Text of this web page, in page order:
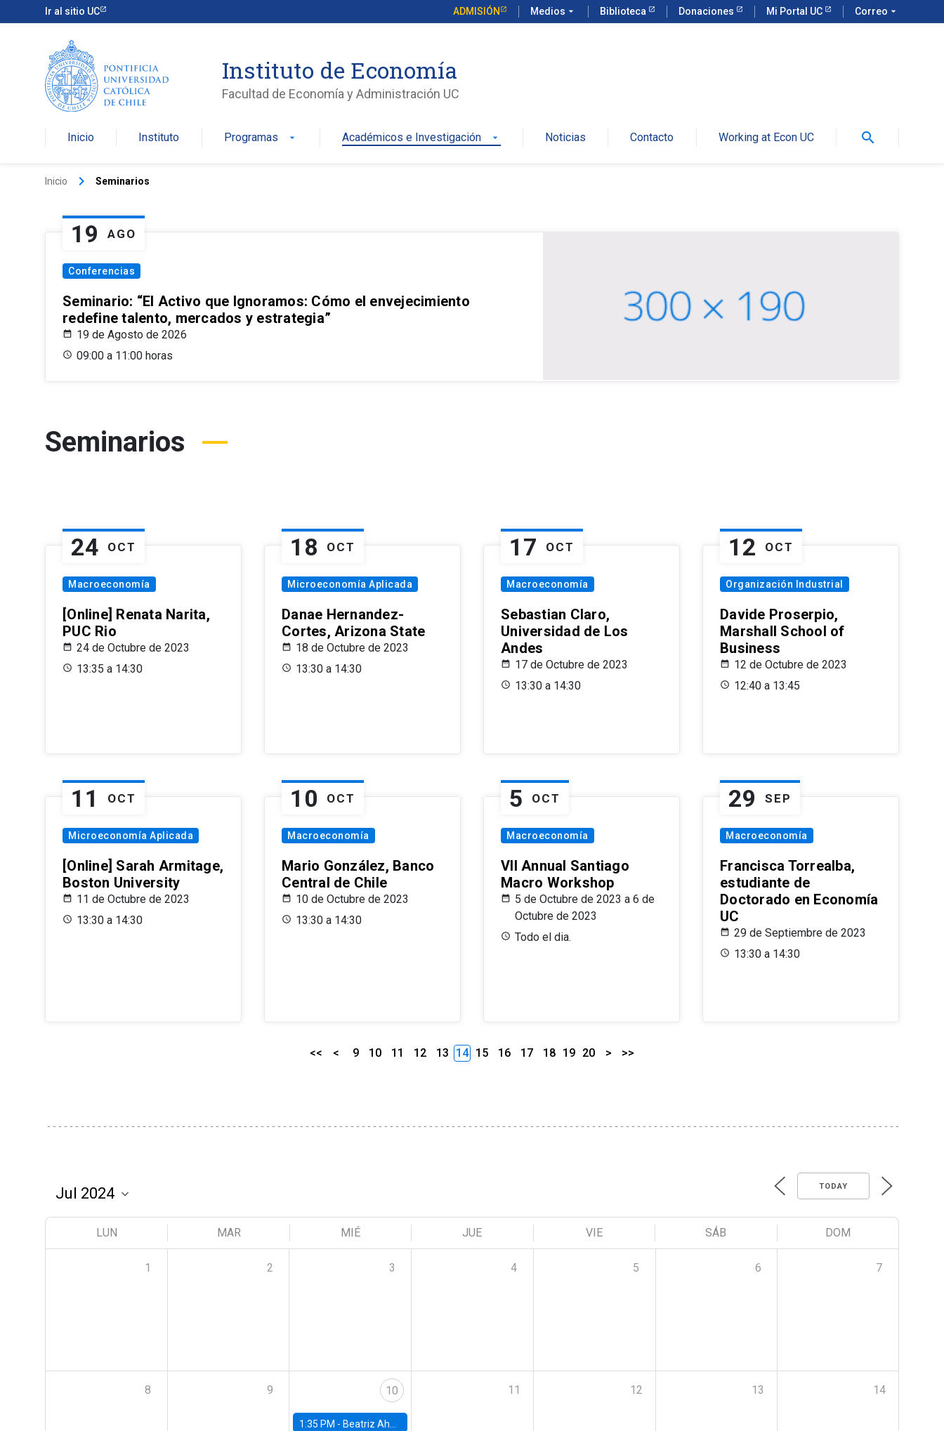
Ir al sitio UC ADMISIÓN Medios arrow_drop_down Biblioteca Donaciones Mi Portal UC Correo arrow_drop_down
Instituto de Economía
Facultad de Economía y Administración UC
Inicio Instituto Programas arrow_drop_down Académicos e Investigación arrow_drop_down Noticias Contacto Working at Econ UC search
Inicio keyboard_arrow_right Seminarios
19 AGO
Conferencias
Seminario: “El Activo que Ignoramos: Cómo el envejecimiento
redefine talento, mercados y estrategia”
19 de Agosto de 2026
09:00 a 11:00 horas
Seminarios
24 OCT
Macroeconomía
[Online] Renata Narita,
PUC Rio
24 de Octubre de 2023
13:35 a 14:30
18 OCT
Microeconomía Aplicada
Danae Hernandez-
Cortes, Arizona State
18 de Octubre de 2023
13:30 a 14:30
17 OCT
Macroeconomía
Sebastian Claro,
Universidad de Los
Andes
17 de Octubre de 2023
13:30 a 14:30
12 OCT
Organización Industrial
Davide Proserpio,
Marshall School of
Business
12 de Octubre de 2023
12:40 a 13:45
11 OCT
Microeconomía Aplicada
[Online] Sarah Armitage,
Boston University
11 de Octubre de 2023
13:30 a 14:30
10 OCT
Macroeconomía
Mario González, Banco
Central de Chile
10 de Octubre de 2023
13:30 a 14:30
5 OCT
Macroeconomía
VII Annual Santiago
Macro Workshop
5 de Octubre de 2023 a 6 de
Octubre de 2023
Todo el dia.
29 SEP
Macroeconomía
Francisca Torrealba,
estudiante de
Doctorado en Economía
UC
29 de Septiembre de 2023
13:30 a 14:30
<< < 9 10 11 12 13 14 15 16 17 18 19 20 > >>
TODAY
LUN MAR MIÉ JUE VIE SÁB DOM
1 2 3 4 5 6 7
8 9 10
1:35 PM - Beatriz Ahumada, PhD candidate, Universidad de Pittsburgh
11 12 13 14